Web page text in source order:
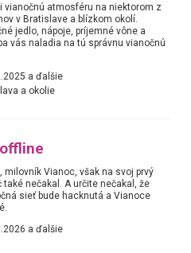
vianočnú atmosféru na niektorom z
v Bratislave a blízkom okolí.
jedlo, nápoje, príjemné vône a
vás naladia na tú správnu vianočnú
a ďalšie
a okolie
milovník Vianoc, však na svoj prvý
také nečakal. A určite nečakal, že
sieť bude hacknutá a Vianoce
a ďalšie